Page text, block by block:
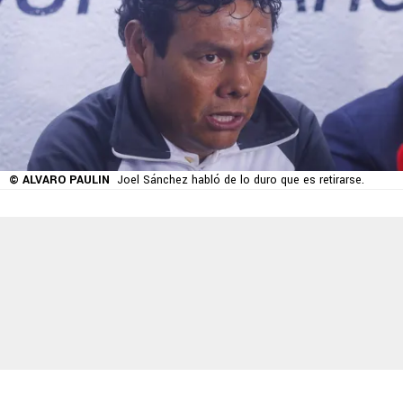
© ALVARO PAULIN Joel Sánchez habló de lo duro que es retirarse.